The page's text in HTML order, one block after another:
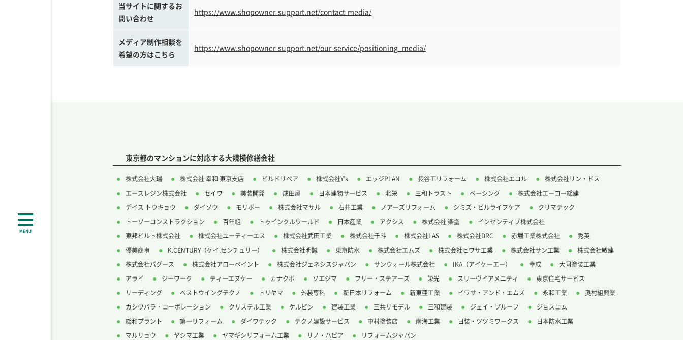
MENU
当サイトに関するお
問い合わせ
https://www.shopowner-support.net/contact-media/
メディア制作相談を
希望の方はこちら
https://www.shopowner-support.net/our-service/positioning_media/
東京都のマンションに対応する大規模修繕会社
株式会社大瑞 株式会社 幸和 東京支店 ビルドリペア 株式会社Y’s エッジPLAN 長谷工リフォーム 株式会社エコル
株式会社リン・ドス
エースレジン株式会社
セイワ 美装開発 成田屋 日本建物サービス 北栄 三和トラスト ベーシング
株式会社エーコー総建
デイス トウキョウ
ダイソウ モリボー 株式会社マサル 石井工業 ノアーズリフォーム シミズ・ビルライフケア
クリマテック
トーソーコンストラクション
百年組 トゥインクルワールド 日本産業 アクシス 株式会社 楽塗
インセンティブ株式会社
東邦ビルト株式会社
株式会社ユーティーエス 株式会社武田工業 株式会社千斗 株式会社LAS 株式会社DRC 赤堀工業株式会社
秀英
優美商事
K.CENTURY（ケイ.センチュリー） 株式会社明誠 東京防水 株式会社エムズ 株式会社ヒワサ工業 株式会社サン工業
株式会社敏建
株式会社バグース
株式会社アローペイント 株式会社ジェネシスジャパン サンウォール株式会社 IKA（アイケーエー） 幸成
大同塗装工業
アライ
ジーワーク ティーエヌケー カナクボ ソエジマ フリー・ステアーズ 栄光 スリーヴイアメニティ
東京住宅サービス
リーディング
ベストウイングテクノ トリヤマ 外装専科 新日本リフォーム 新東亜工業 イワサ・アンド・エムズ 永和工業
奥村組興業
カシワバラ・コーポレーション
クリステル工業 ケルビン 建装工業 三共リモデル 三和建装 ジェイ・プルーフ
ジョスコム
総和プラント
第一リフォーム ダイワテック テクノ建設サービス 中村塗装店 南海工業 日装・ツツミワークス
日本防水工業
マルリョウ
ヤシマ工業 ヤマギシリフォーム工業 リノ・ハピア リフォームジャパン